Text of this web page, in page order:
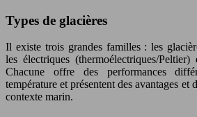
Types de glacières
Il existe trois grandes familles : les
les électriques (thermoélectriques/
Chacune offre des performances
température et présentent des avantages et
contexte marin.